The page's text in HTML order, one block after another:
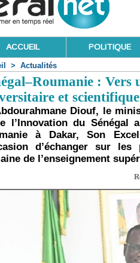
ACCUEIL POLITIQUE
> Actualités
:
et scientifique
Diouf, le
l’Innovation du Sénégal
à Dakar, Son
d’échanger sur
de l’enseignement